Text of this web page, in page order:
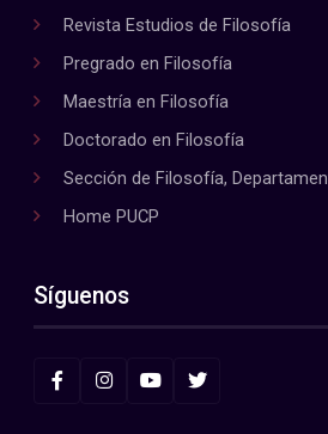
Revista Estudios de Filosofía
Pregrado en Filosofía
Maestría en Filosofía
Doctorado en Filosofía
Sección de Filosofía,
Home PUCP
Síguenos